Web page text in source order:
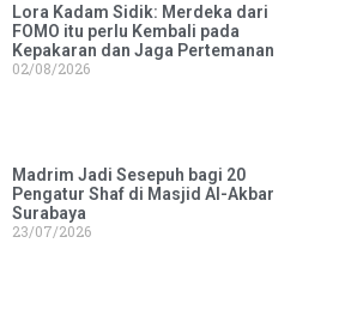
Lora Kadam Sidik: Merdeka dari
FOMO itu perlu Kembali pada
Kepakaran dan Jaga Pertemanan
02/08/2026
Madrim Jadi Sesepuh bagi 20
Pengatur Shaf di Masjid Al-Akbar
Surabaya
23/07/2026